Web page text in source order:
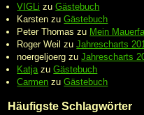
VIGLi zuGästebuch
Karsten zuGästebuch
Peter Thomas zu Mein
Roger Weil zuJahrescharts
noergeljoerg zuJahrescharts
Katja zuGästebuch
Carmen zuGästebuch
Häufigste Schlagwörter